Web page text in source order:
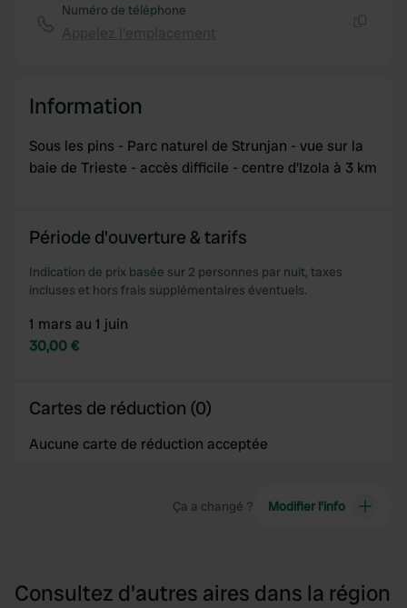
Numéro de téléphone
Information
Sous les pins - Parc naturel de Strunjan - vue sur la
baie de Trieste - accès difficile - centre d'Izola à 3 km
Période d'ouverture & tarifs
Indication de prix basée sur 2 personnes par nuit, taxes
incluses et hors frais supplémentaires éventuels.
1 mars au 1 juin
30,00 €
Cartes de réduction (0)
Aucune carte de réduction acceptée
Ça a changé ? Modifier l’info
Consultez d'autres aires dans la région